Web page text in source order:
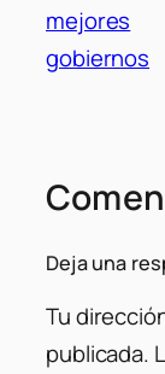
mejores
gobiernos
Deja una
Tu
publicada.